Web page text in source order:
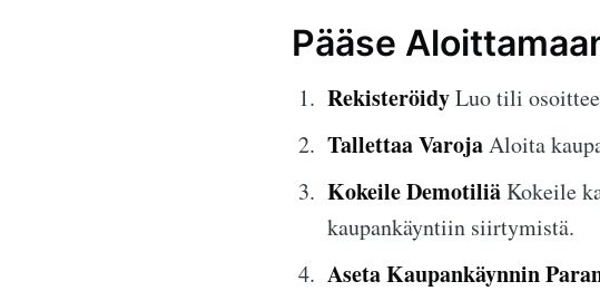
Pääse
RekisteröidyLuo tili
Tallettaa VarojaAloita
Kokeile DemotiliäKokeile
kaupankäyntiin siirtymistä.
Aseta Kaupankäynnin